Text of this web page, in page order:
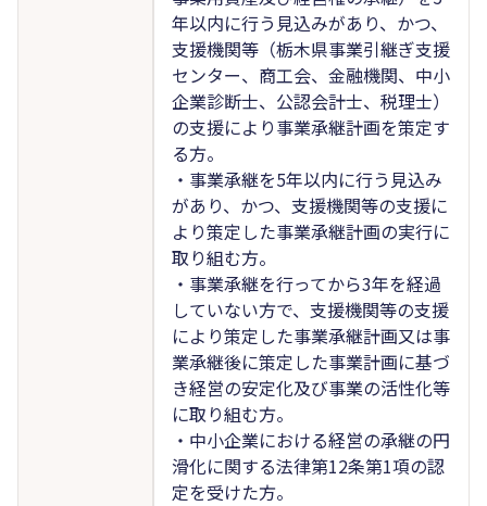
年以内に行う見込みがあり、かつ、
支援機関等（栃木県事業引継ぎ支援
センター、商工会、金融機関、中小
企業診断士、公認会計士、税理士）
の支援により事業承継計画を策定す
る方。
・事業承継を5年以内に行う見込み
があり、かつ、支援機関等の支援に
より策定した事業承継計画の実行に
取り組む方。
・事業承継を行ってから3年を経過
していない方で、支援機関等の支援
により策定した事業承継計画又は事
業承継後に策定した事業計画に基づ
き経営の安定化及び事業の活性化等
に取り組む方。
・中小企業における経営の承継の円
滑化に関する法律第12条第1項の認
定を受けた方。